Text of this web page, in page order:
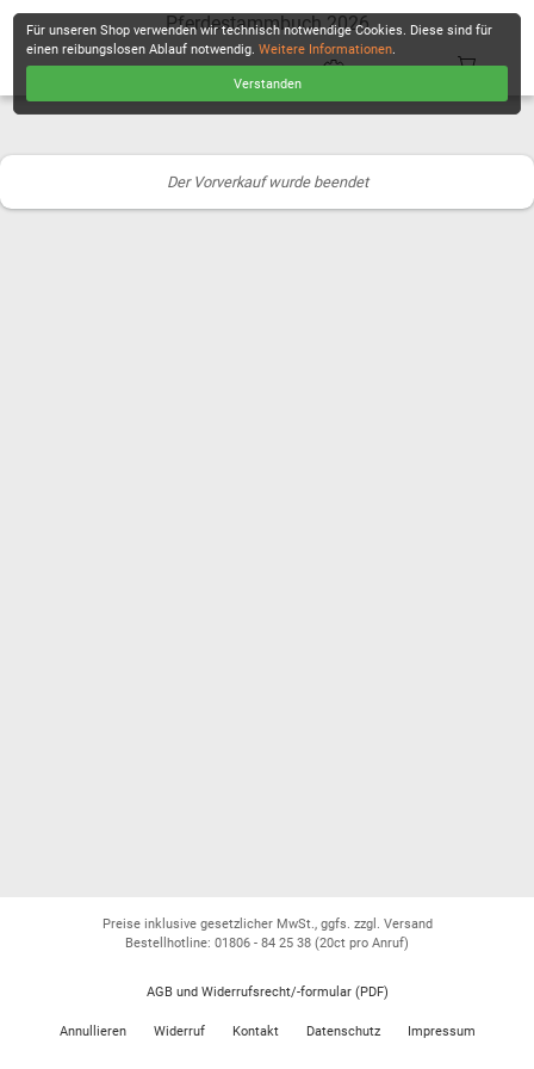
Pferdestammbuch 2026
Der Vorverkauf wurde beendet
Für unseren Shop verwenden wir technisch notwendige Cookies. Diese sind für
einen reibungslosen Ablauf notwendig.Weitere Informationen.
Verstanden
Preise inklusive gesetzlicher MwSt., ggfs. zzgl. Versand
Bestellhotline: 01806 - 84 25 38 (20ct pro Anruf)
AGB und Widerrufsrecht/-formular (PDF)
Annullieren Widerruf Kontakt Datenschutz Impressum